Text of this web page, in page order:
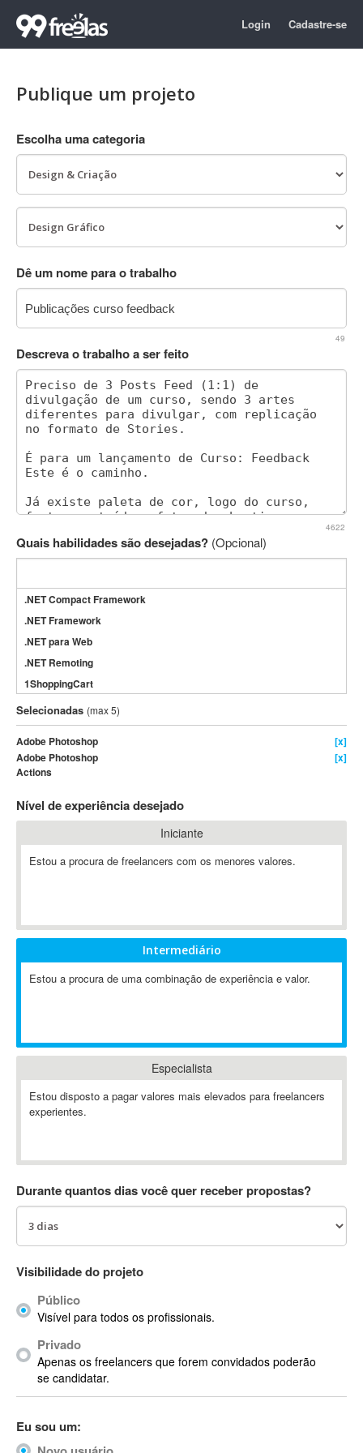
Login Cadastre-se
Publique um projeto
Escolha uma categoria
Dê um nome para o trabalho
49
Descreva o trabalho a ser feito
4622
Quais habilidades são desejadas? (Opcional)
.NET Compact Framework
.NET Framework
.NET para Web
.NET Remoting
1ShoppingCart
3DS Max
3GSM
4D Dimension
802.11
A-GPS
ABBYY FineReader
AbleCommerce
Ableton Push
Abstract Window Toolkit (AWT)
Absynth
ACARS
AccountMate
ACDSee
ACID Pro
Acrobat
Acrobat X
Acronis
ACT
Actian
Actimize
ActionScript
ActionScript 3
Active Directory
Selecionadas (max 5)
Adobe Photoshop
[x]
Adobe Photoshop
Actions
[x]
Nível de experiência desejado
Iniciante
Estou a procura de freelancers com os menores valores.
Intermediário
Estou a procura de uma combinação de experiência e valor.
Especialista
Estou disposto a pagar valores mais elevados para freelancers
experientes.
Durante quantos dias você quer receber propostas?
Visibilidade do projeto
Público
Visível para todos os profissionais.
Privado
Apenas os freelancers que forem convidados poderão
se candidatar.
Eu sou um: